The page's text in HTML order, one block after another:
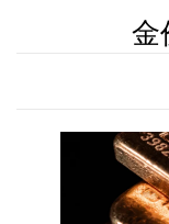
金